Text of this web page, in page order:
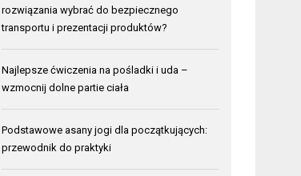
rozwiązania wybrać do bezpiecznego
transportu i prezentacji produktów?
Najlepsze ćwiczenia na pośladki i uda –
wzmocnij dolne partie ciała
Podstawowe asany jogi dla początkujących:
przewodnik do praktyki